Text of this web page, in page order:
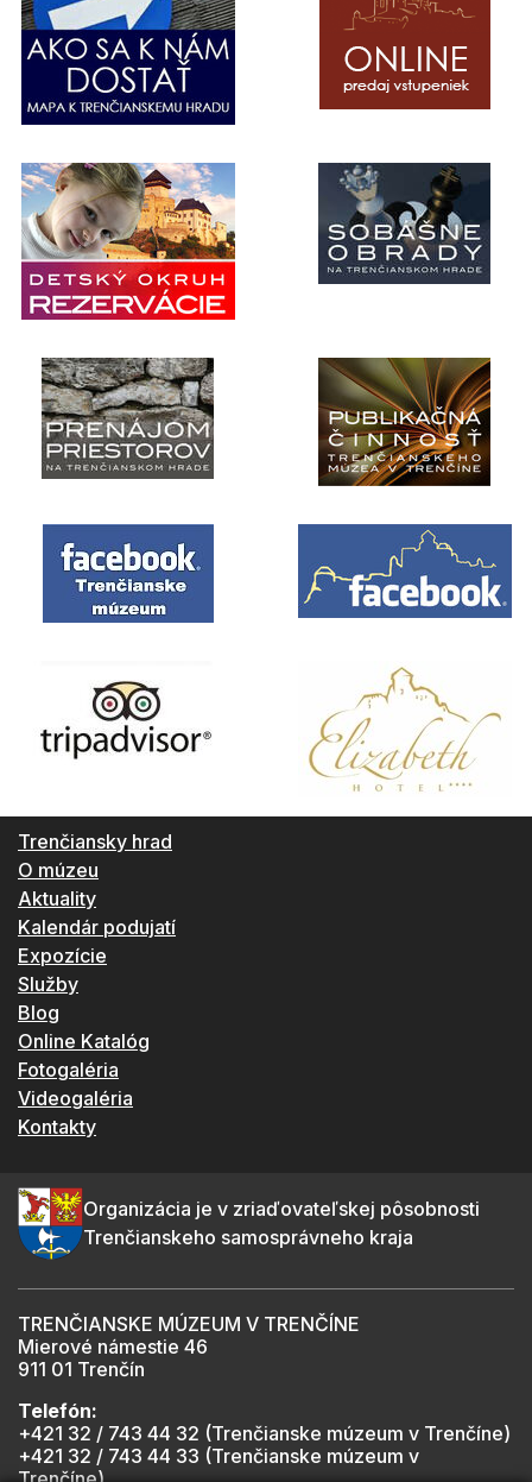
Trenčiansky hrad
O múzeu
Aktuality
Kalendár podujatí
Expozície
Služby
Blog
Online Katalóg
Fotogaléria
Videogaléria
Kontakty
Organizácia je v zriaďovateľskej pôsobnosti
Trenčianskeho samosprávneho kraja
TRENČIANSKE MÚZEUM V TRENČÍNE
Mierové námestie 46
911 01 Trenčín
Telefón:
+421 32 / 743 44 32 (Trenčianske múzeum v Trenčíne)
+421 32 / 743 44 33 (Trenčianske múzeum v